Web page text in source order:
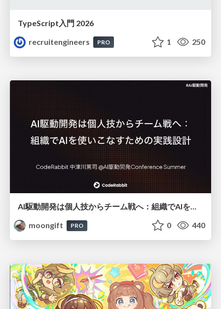
TypeScript入門 2026
recruitengineers
PRO 1 250
AI駆動開発は個人技からチーム戦へ：組織でAIを使いこなすための実践設計
moongift
PRO 0 440